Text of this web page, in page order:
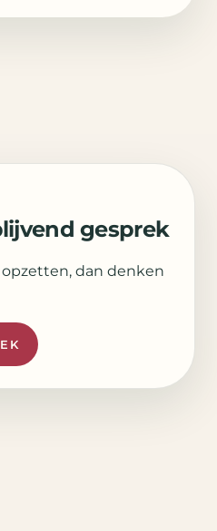
gesprek
dan denken